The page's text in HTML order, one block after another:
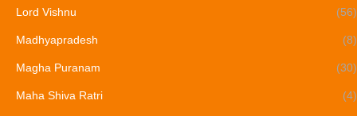
Lord Vishnu (56)
Madhyapradesh (8)
Magha Puranam (30)
Maha Shiva Ratri (4)